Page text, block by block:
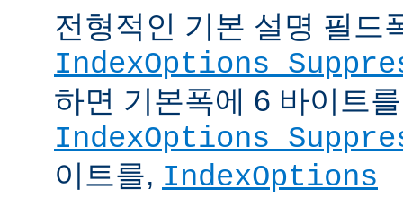
전형적인 기본 설명 필드
IndexOptions
하면 기본폭에 6 바이트
IndexOptions
이트를, IndexOptions